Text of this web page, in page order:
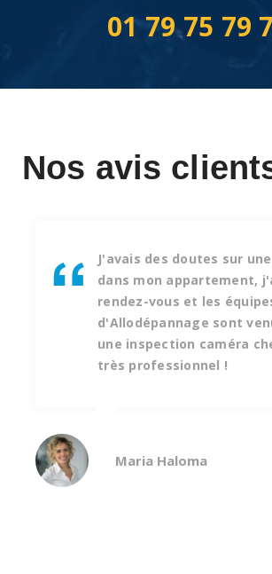
01 79 75 79
Nos avis
J'avais des doutes sur
dans mon appartement,
rendez-vous et les
d'Allodépannage sont
une inspection caméra
très professionnel !
Maria Haloma